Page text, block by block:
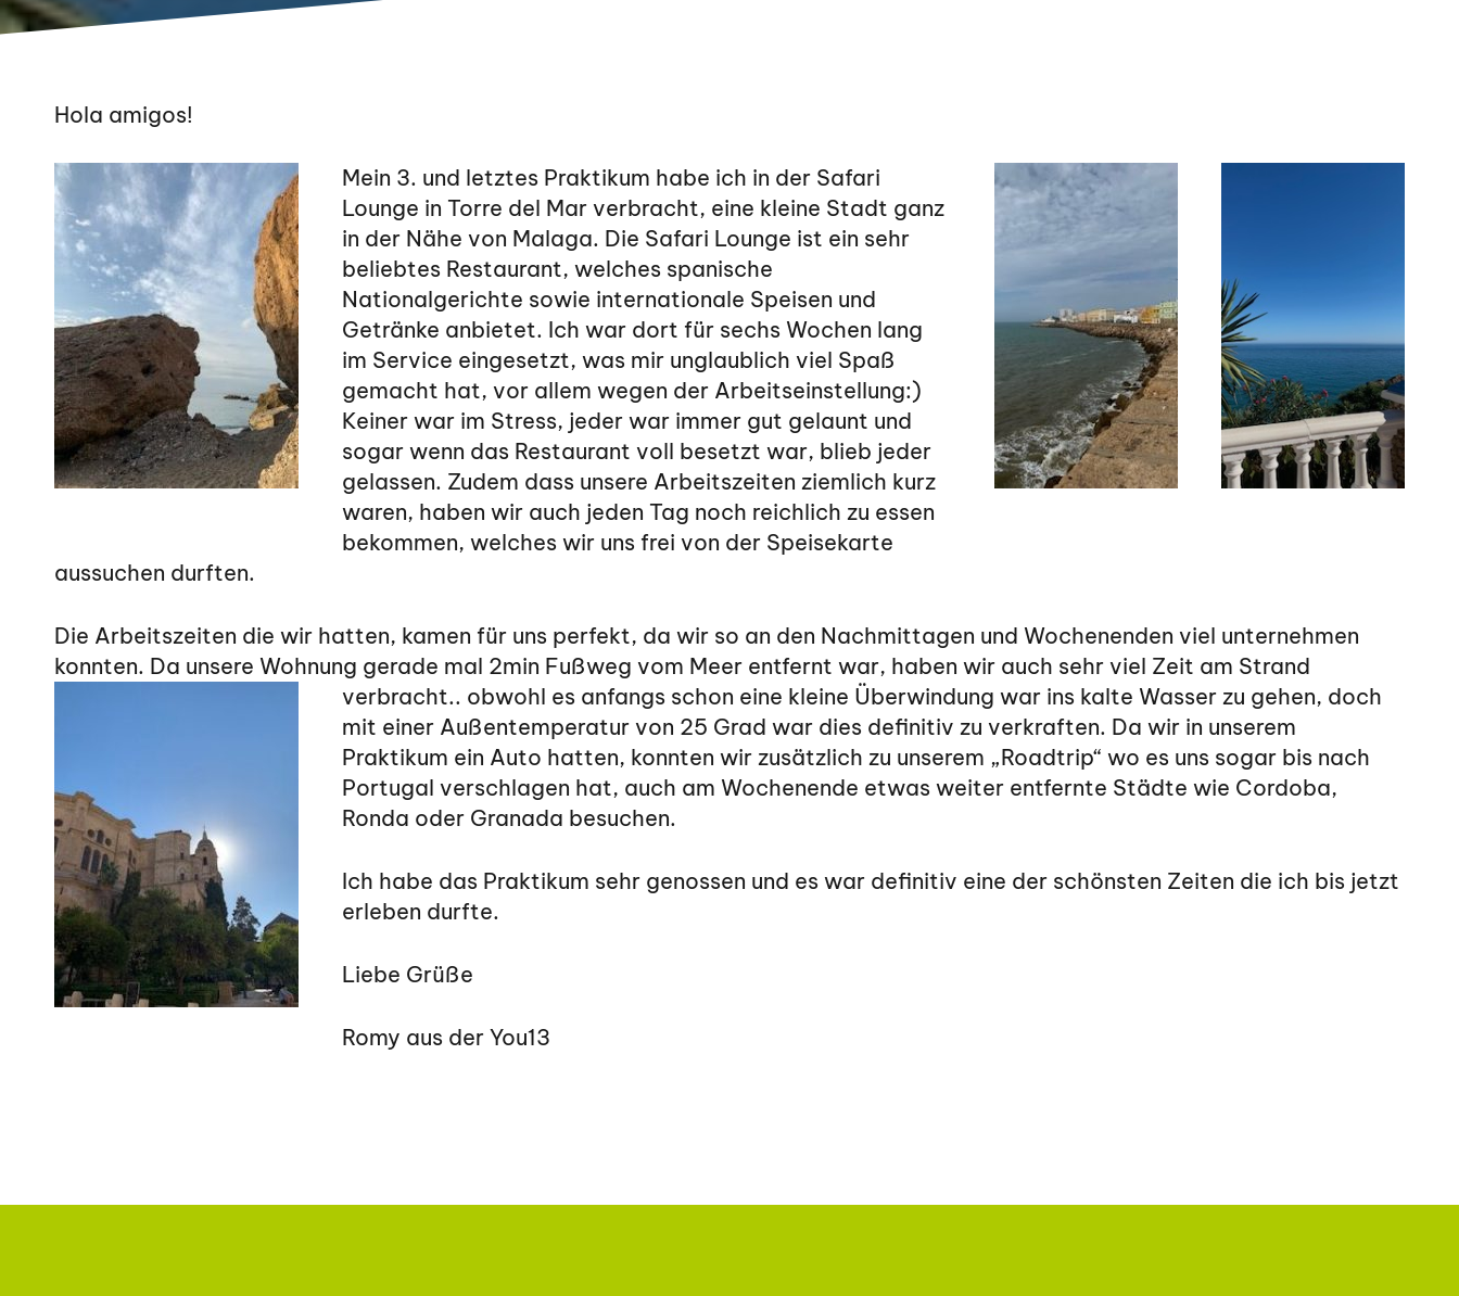
Hola amigos!
Mein 3. und letztes Praktikum habe ich in der Safari
Lounge in Torre del Mar verbracht, eine kleine Stadt ganz
in der Nähe von Malaga. Die Safari Lounge ist ein sehr
beliebtes Restaurant, welches spanische
Nationalgerichte sowie internationale Speisen und
Getränke anbietet. Ich war dort für sechs Wochen lang
im Service eingesetzt, was mir unglaublich viel Spaß
gemacht hat, vor allem wegen der Arbeitseinstellung:)
Keiner war im Stress, jeder war immer gut gelaunt und
sogar wenn das Restaurant voll besetzt war, blieb jeder
gelassen. Zudem dass unsere Arbeitszeiten ziemlich kurz
waren, haben wir auch jeden Tag noch reichlich zu essen
bekommen, welches wir uns frei von der Speisekarte
aussuchen durften.
Die Arbeitszeiten die wir hatten, kamen für uns perfekt, da wir so an den Nachmittagen und Wochenenden viel unternehmen
konnten. Da unsere Wohnung gerade mal 2min Fußweg vom Meer entfernt war, haben wir auch sehr viel Zeit am Strand
verbracht.. obwohl es anfangs schon eine kleine Überwindung war ins kalte Wasser zu gehen, doch
mit einer Außentemperatur von 25 Grad war dies definitiv zu verkraften. Da wir in unserem
Praktikum ein Auto hatten, konnten wir zusätzlich zu unserem „Roadtrip“ wo es uns sogar bis nach
Portugal verschlagen hat, auch am Wochenende etwas weiter entfernte Städte wie Cordoba,
Ronda oder Granada besuchen.
Ich habe das Praktikum sehr genossen und es war definitiv eine der schönsten Zeiten die ich bis jetzt
erleben durfte.
Liebe Grüße
Romy aus der You13